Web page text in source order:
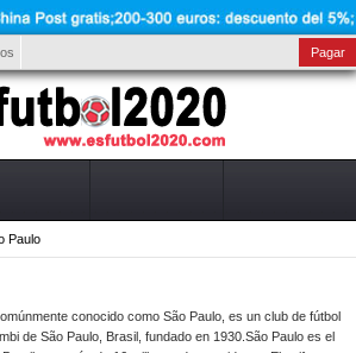
Pagar
Paulo
conocido como São Paulo, es un club de fútbol
de São Paulo, Brasil, fundado en 1930.São Paulo es el